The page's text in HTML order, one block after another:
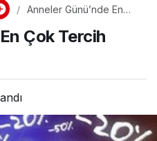
Anneler Günü’nde En
Hediyeler
Çok Tercih